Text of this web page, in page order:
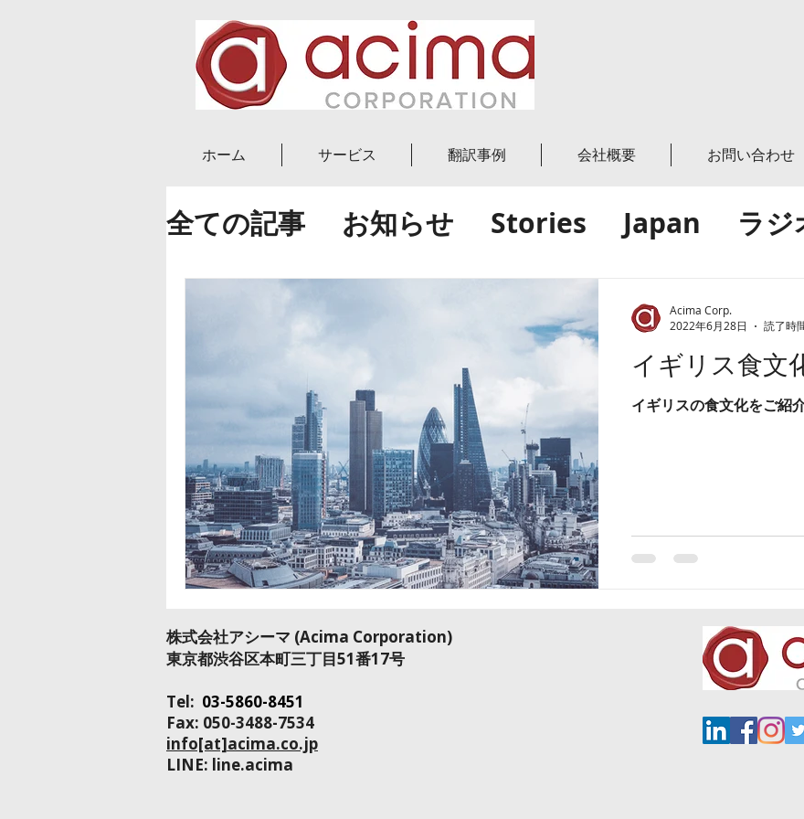
ホーム サービス 翻訳事例 会社概要 お問い合わせ
全ての記事 お知らせ Stories Japan
ラジ
ニュース
世界
副業・起業
イギリス食文
イギリスの食文化をご紹
Acima Corp.
2022年6月28日
読了時
​株式会社アシーマ​ (Acima Corporation)
​東京都渋谷区本町三丁目51番17号
Tel: 03-5860-8451
Fax: 050-3488-7534
info[at]acima.co.jp
LINE: line.acima